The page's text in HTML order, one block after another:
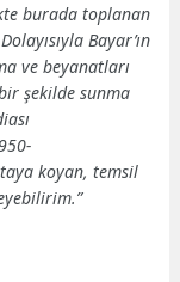
burada toplanan
Bayar’ın
ve beyanatları
şekilde sunma
koyan, temsil